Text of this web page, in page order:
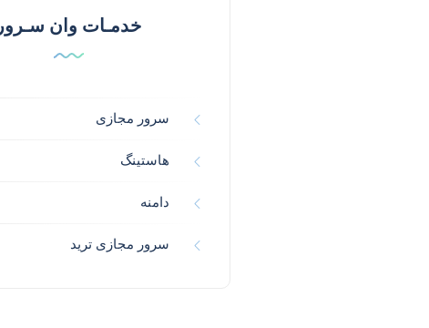
خدمـات وان سـرور
سرور مجازی
هاستینگ
دامنه
سرور مجازی ترید